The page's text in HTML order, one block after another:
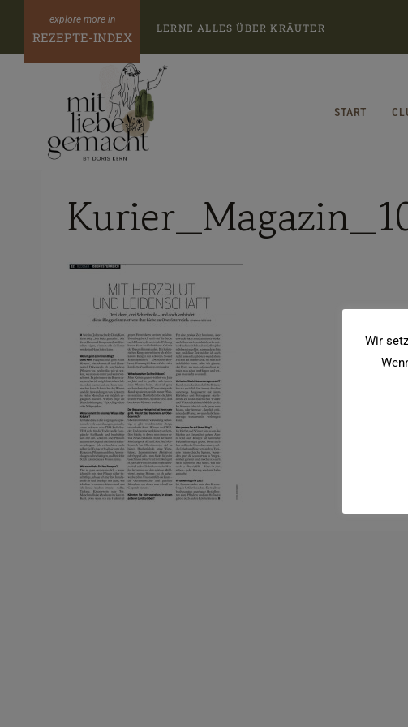
Inhalt
springen
REZEPTE-INDEX
LERNE ALLES ÜBER KRÄUTER
START
Wir